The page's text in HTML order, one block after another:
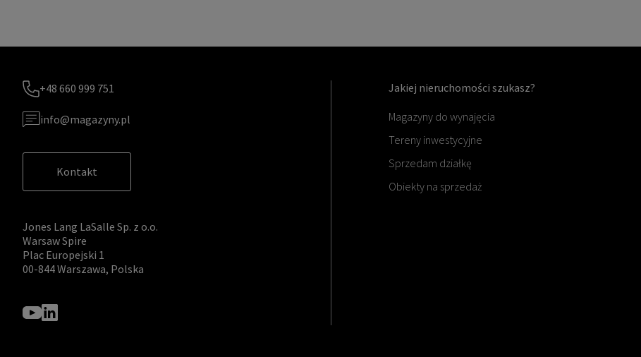
+48 660 999 751
info@magazyny.pl
Kontakt
Jones Lang LaSalle Sp. z o.o.
Warsaw Spire
Plac Europejski 1
00-844 Warszawa, Polska
Jakiej nieruchomości szukasz?
Magazyny do wynajęcia
Tereny inwestycyjne
Sprzedam działkę
Obiekty na sprzedaż